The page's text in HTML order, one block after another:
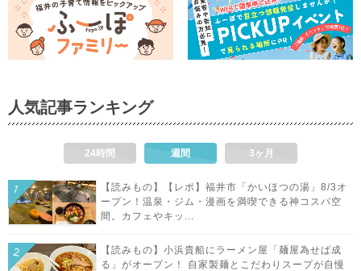
人気記事ランキング
24時間 週間 3ヶ月
【読みもの】【レポ】福井市「かいほつの湯」8/3オ
ープン！温泉・ジム・漫画を満喫できる神コスパ空
間。カフェやキッ...
【読みもの】小浜貴船にラーメン屋「麺屋為せば成
る」がオープン！ 自家製麺とこだわりスープが自慢